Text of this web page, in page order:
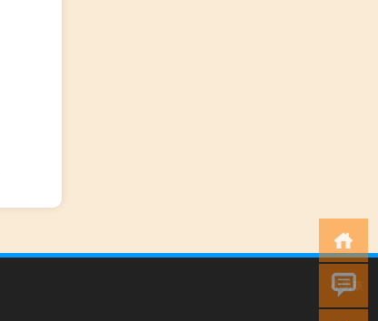
小男孩